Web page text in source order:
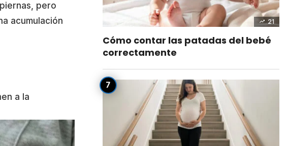
pero
acumulación
a la
21
Cómo contar las patadas del bebé
correctamente